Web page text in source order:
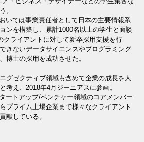
。
いては事業責任者として日本の主要情報系
ンを構築し、累計1000名以上の学生と面談
クライアントに対して新卒採用支援を行
きないデータサイエンスやプログラミング
博士の採用を成功させた。
グゼクティブ領域も含めて企業の成長を人
考え、2018年4月ジーニアスに参画。
ートアップ/ベンチャー領域のコアメンバー
プライム上場企業まで様々なクライアント
献している。